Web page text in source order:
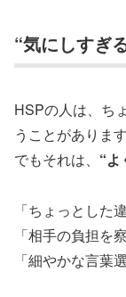
“気にしすぎ
HSPの人は、ち
うことがあります
でもそれは、 “よ
「ちょっとした
「相手の負担を
「細やかな言葉